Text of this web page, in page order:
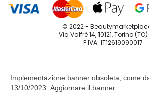
© 2022 -
Via Valfrè 14, 10121, Torino
P.IVA: IT12619090017
Implementazione banner obsoleta, come
13/10/2023. Aggiornare il banner.